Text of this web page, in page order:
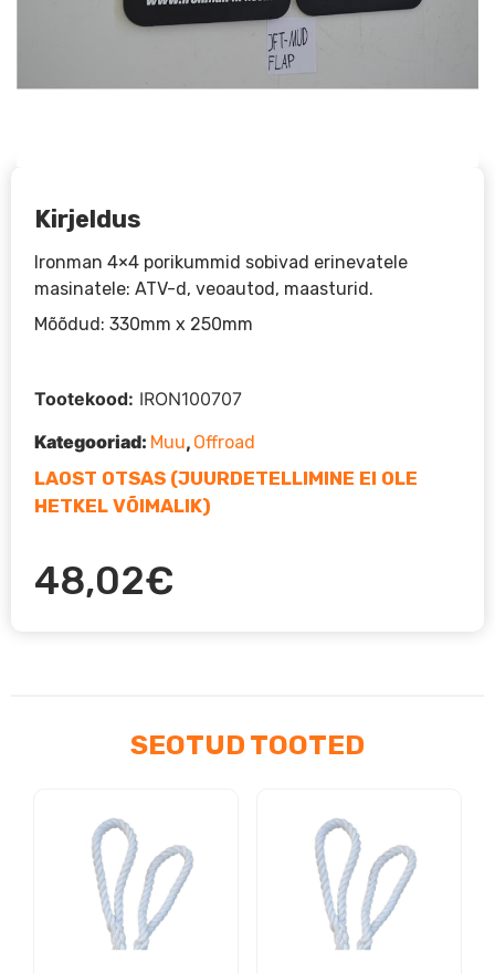
48,02€
Kirjeldus
Ironman 4×4 porikummid sobivad erinevatele
masinatele: ATV-d, veoautod, maasturid.
Mõõdud: 330mm x 250mm
Tootekood: IRON100707
Kategooriad: Muu, Offroad
LAOST OTSAS (JUURDETELLIMINE EI OLE
HETKEL VÕIMALIK)
SEOTUD TOOTED